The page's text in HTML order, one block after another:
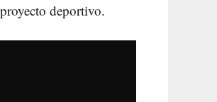
deportivo.